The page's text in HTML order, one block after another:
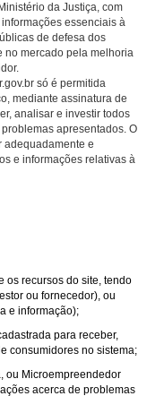
da Justiça, com
essenciais à
de defesa dos
no mercado pela melhoria
só é permitida
mediante assinatura de
analisar e investir todos
apresentados. O
adequadamente e
e informações relativas à
os recursos do site, tendo
ou fornecedor), ou
e informação);
para receber,
consumidores no sistema;
ou Microempreendedor
acerca de problemas